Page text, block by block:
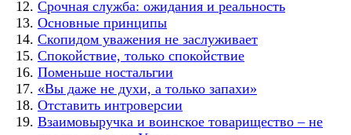
Срочная служба: ожидания и реальность
Основные принципы
Скопидом уважения не заслуживает
Спокойствие, только спокойствие
Поменьше ностальгии
«Вы даже не духи, а только запахи»
Отставить интроверсии
Взаимовыручка и воинское товарищество – не